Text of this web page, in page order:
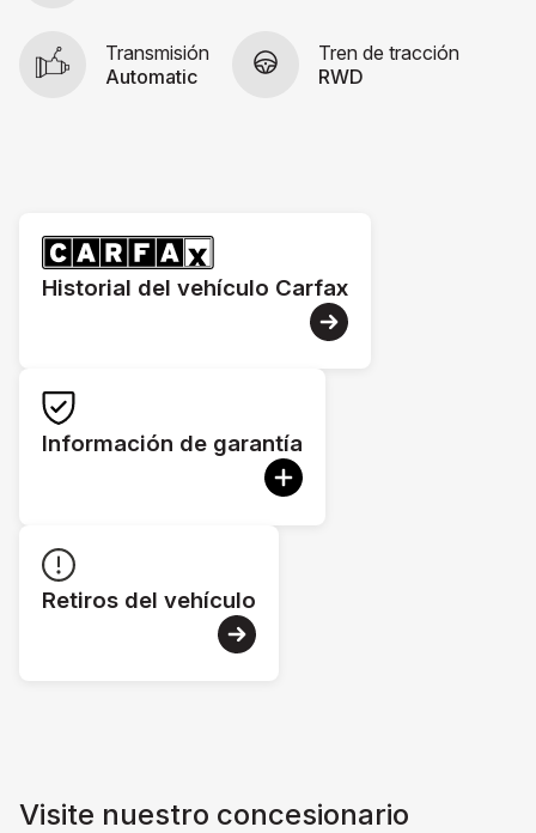
Transmisión
Automatic
Tren de tracción
RWD
Historial del vehículo Carfax
Información de garantía
Retiros del vehículo
Visite nuestro concesionario